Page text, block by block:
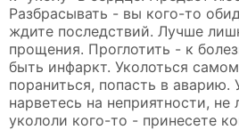
Разбрасывать - вы кого-то
ждите последствий. Лучше
прощения. Проглотить - к
быть инфаркт. Уколоться
пораниться, попасть в аварию.
нарветесь на неприятности,
укололи кого-то - принесете